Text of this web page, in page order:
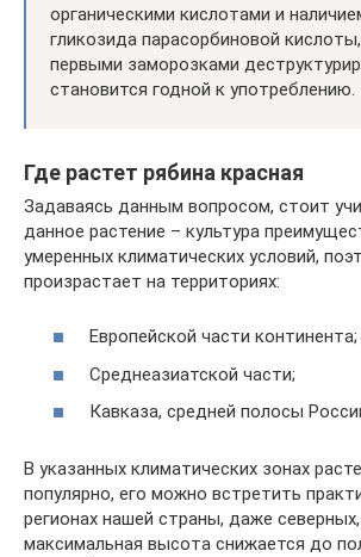
органическими кислотами и
гликозида парасорбиновой
первыми заморозками
становится годной к употреблению.
Где растет рябина красная
Задаваясь данным вопросом, стоит
данное растение – культура
умеренных климатических условий,
произрастает на территориях:
Европейской части континента;
Среднеазиатской части;
Кавказа, средней полосы
В указанных климатических зонах
популярно, его можно встретить
регионах нашей страны, даже
максимальная высота снижается до